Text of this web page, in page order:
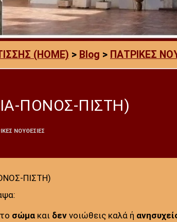
(HOME) > Blog > ΠΑΤΡΙΚΕΣ
ΠΟΝΟΣ-ΠΙΣΤΗ)
ΝΟΥΘΕΣΙΕΣ
ΠΙΣΤΗ)
σώμακαι δεννοιώθεις καλά ή